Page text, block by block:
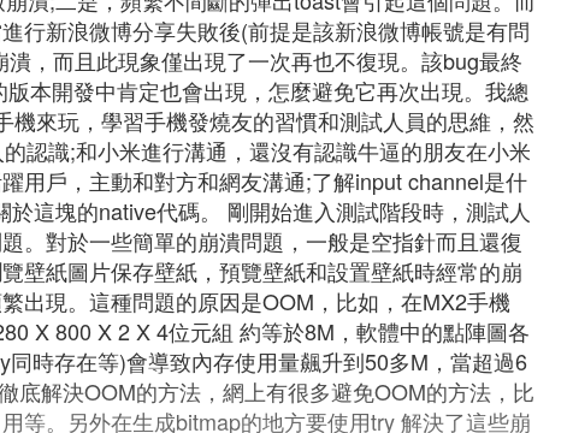
行新浪微博分享失敗後(前提是該新浪微博帳號是有問
，而且此現象僅出現了一次再也不復現。該bug最終
本開發中肯定也會出現，怎麼避免它再次出現。我總
來玩，學習手機發燒友的習慣和測試人員的思維，然
認識;和小米進行溝通，還沒有認識牛逼的朋友在小米
用戶，主動和對方和網友溝通;了解input channel是什
這塊的native代碼。 剛開始進入測試階段時，測試人
。對於一些簡單的崩潰問題，一般是空指針而且還復
壁紙圖片保存壁紙，預覽壁紙和設置壁紙時經常的崩
出現。這種問題的原因是OOM，比如，在MX2手機
X 800 X 2 X 4位元組 約等於8M，軟體中的點陣圖各
時存在等)會導致內存使用量飆升到50多M，當超過6
底解決OOM的方法，網上有很多避免OOM的方法，比
等。另外在生成bitmap的地方要使用try 解決了這些崩